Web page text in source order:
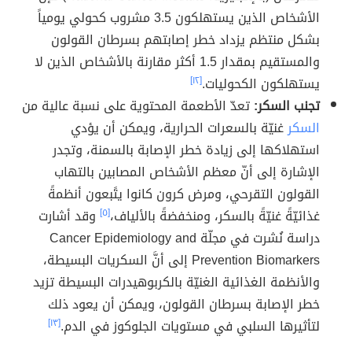
الأشخاص الذين يستهلكون 3.5 مشروب كحولي يومياً
بشكل منتظم يزداد خطر إصابتهم بسرطان القولون
والمستقيم بمقدار 1.5 أكثر مقارنة بالأشخاص الذين لا
يستهلكون الكحوليات.[١٢]
تجنب السكر:تعدّ الأطعمة المحتوية على نسبة عالية من
السكرغنيّة بالسعرات الحرارية، ويمكن أن يؤدي
استهلاكها إلى زيادة خطر الإصابة بالسمنة، وتجدر
الإشارة إلى أنّ معظم الأشخاص المصابين بالتهاب
القولون التقرحي، ومرض كرون كانوا يتًبعون أنظمةً
غذائيّةً غنيّةً بالسكر، ومنخفضةً بالألياف،[٥] وقد أشارت
دراسة نُشرت في مجلّة Cancer Epidemiology and
Prevention Biomarkers إلى أنَّ السكريات البسيطة،
والأنظمة الغذائية الغنيّة بالكربوهيدرات البسيطة تزيد
خطر الإصابة بسرطان القولون، ويمكن أن يعود ذلك
لتأثيرها السلبي في مستويات الجلوكوز في الدم.[١٣]